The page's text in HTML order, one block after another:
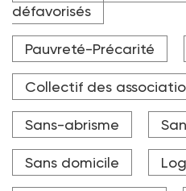
Crédit photo Adobe Stock
défavorisés
Pauvreté-Précarité
Collectif des
Sans-abrisme
Sans domicile